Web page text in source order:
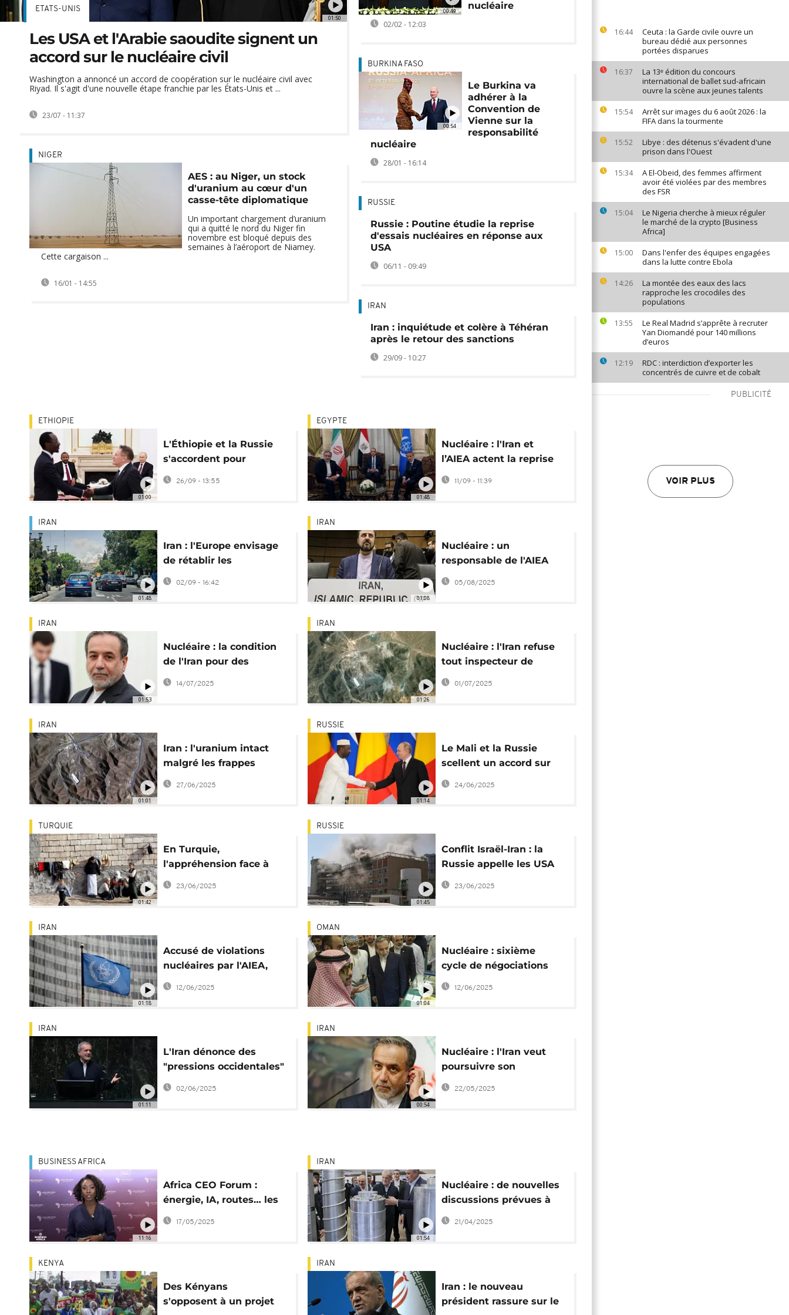
16:44
Ceuta : la Garde civile ouvre un
bureau dédié aux personnes
portées disparues
16:37
La 13ᵉ édition du concours
international de ballet sud-africain
ouvre la scène aux jeunes talents
15:54
Arrêt sur images du 6 août 2026 : la
FIFA dans la tourmente
15:52
Libye : des détenus s'évadent d'une
prison dans l'Ouest
15:34
A El-Obeid, des femmes affirment
avoir été violées par des membres
des FSR
15:04
Le Nigeria cherche à mieux réguler
le marché de la crypto [Business
Africa]
15:00
Dans l'enfer des équipes engagées
dans la lutte contre Ebola
14:26
La montée des eaux des lacs
rapproche les crocodiles des
populations
13:55
Le Real Madrid s’apprête à recruter
Yan Diomandé pour 140 millions
d’euros
12:19
RDC : interdiction d’exporter les
concentrés de cuivre et de cobalt
PUBLICITÉ
VOIR PLUS
01:50
ETATS-UNIS
Les USA et l'Arabie saoudite signent un
accord sur le nucléaire civil
Washington a annoncé un accord de coopération sur le nucléaire civil avec
Riyad. Il s'agit d'une nouvelle étape franchie par les États-Unis et ...
23/07 - 11:37
NIGER
AES : au Niger, un stock
d'uranium au cœur d'un
casse-tête diplomatique
Un important chargement d’uranium
qui a quitté le nord du Niger fin
novembre est bloqué depuis des
semaines à l’aéroport de Niamey.
Cette cargaison ...
16/01 - 14:55
00:49
nucléaire
02/02 - 12:03
00:54
BURKINA FASO
Le Burkina va
adhérer à la
Convention de
Vienne sur la
responsabilité
nucléaire
28/01 - 16:14
RUSSIE
Russie : Poutine étudie la reprise
d'essais nucléaires en réponse aux
USA
06/11 - 09:49
IRAN
Iran : inquiétude et colère à Téhéran
après le retour des sanctions
29/09 - 10:27
01:00
ETHIOPIE
L'Éthiopie et la Russie
s'accordent pour
construire une centrale
nucléaire
26/09 - 13:55
01:48
EGYPTE
Nucléaire : l'Iran et
l’AIEA actent la reprise
de leur coopération
11/09 - 11:39
01:48
IRAN
Iran : l'Europe envisage
de rétablir les
sanctions, la monnaie
dépréciée
02/09 - 16:42
01:08
IRAN
Nucléaire : un
responsable de l'AIEA
attendu en Iran dans 10
jours
05/08/2025
01:53
IRAN
Nucléaire : la condition
de l'Iran pour des
négociations avec les
USA
14/07/2025
01:26
IRAN
Nucléaire : l'Iran refuse
tout inspecteur de
l'AIEA sur son sol
01/07/2025
01:01
IRAN
Iran : l'uranium intact
malgré les frappes
américaines, selon un
rapport européen
27/06/2025
01:14
RUSSIE
Le Mali et la Russie
scellent un accord sur
l’énergie nucléaire
24/06/2025
01:42
TURQUIE
En Turquie,
l'appréhension face à
un éventuel afflux de
23/06/2025
01:45
RUSSIE
Conflit Israël-Iran : la
Russie appelle les USA
à la retenue
23/06/2025
01:18
IRAN
Accusé de violations
nucléaires par l'AIEA,
l'Iran riposte
12/06/2025
01:04
OMAN
Nucléaire : sixième
cycle de négociations
entre les USA et l'Iran
12/06/2025
01:11
IRAN
L'Iran dénonce des
"pressions occidentales"
derrière le rapport de
02/06/2025
00:54
IRAN
Nucléaire : l'Iran veut
poursuivre son
enrichissement
22/05/2025
11:16
BUSINESS AFRICA
Africa CEO Forum :
énergie, IA, routes… les
paris du continent
[Business Africa]
17/05/2025
01:54
IRAN
Nucléaire : de nouvelles
discussions prévues à
Oman entre l'Iran et les
USA
21/04/2025
KENYA
Des Kényans
s'opposent à un projet
IRAN
Iran : le nouveau
président rassure sur le